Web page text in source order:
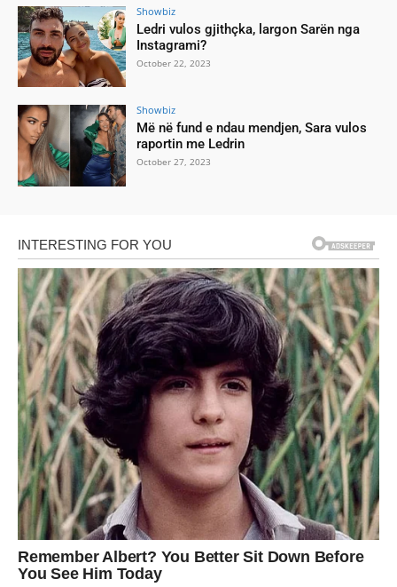
Showbiz
Ledri vulos gjithçka, largon Sarën nga
Instagrami?
October 22, 2023
Showbiz
Më në fund e ndau mendjen, Sara vulos
raportin me Ledrin
October 27, 2023